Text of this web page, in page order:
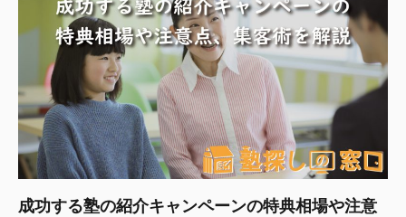
成功する塾の紹介キャンペーンの特典相場や注意